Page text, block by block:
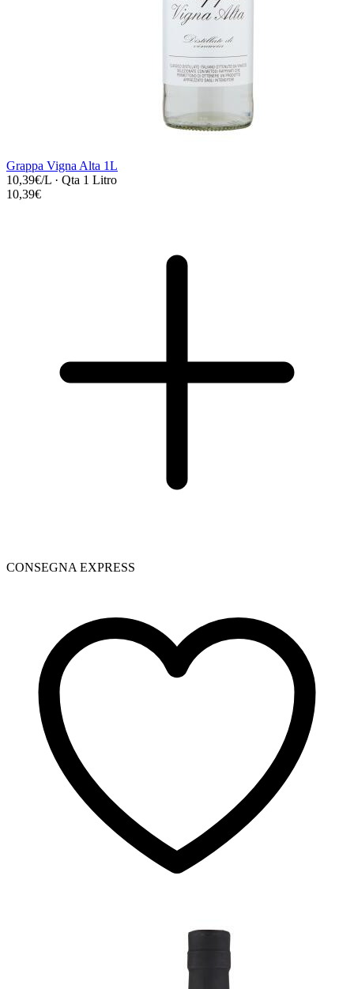
Grappa Vigna Alta 1L
10,39€/L · Qta 1 Litro
10,39€
CONSEGNA EXPRESS